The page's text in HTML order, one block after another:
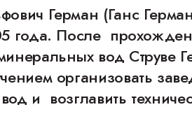
Герман (Ганс
года. После
вод Струве
организовать
и возглавить